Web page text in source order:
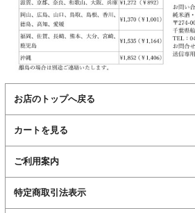
お店のトップへ戻る
カートを見る
ご利用案内
特定商取引法表示